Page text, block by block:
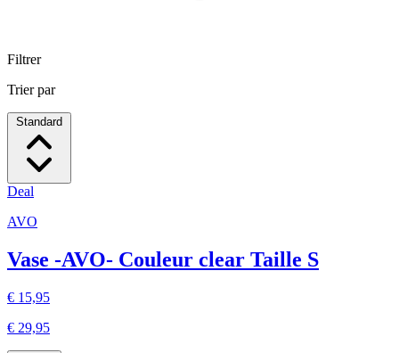
Filtrer
Trier par
Standard
Deal
AVO
Vase -AVO- Couleur clear Taille S
€ 15,95
€ 29,95